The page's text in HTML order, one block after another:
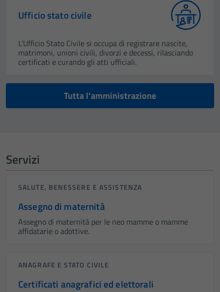
Ufficio stato civile
L'Ufficio Stato Civile si occupa di registrare nascite,
matrimoni, unioni civili, divorzi e decessi, rilasciando
certificati e curando gli atti ufficiali.
Tutta l’amministrazione
Servizi
SALUTE, BENESSERE E ASSISTENZA
Assegno di maternità
Assegno di maternità per le neo mamme o mamme
affidatarie o adottive.
ANAGRAFE E STATO CIVILE
Certificati anagrafici ed elettorali